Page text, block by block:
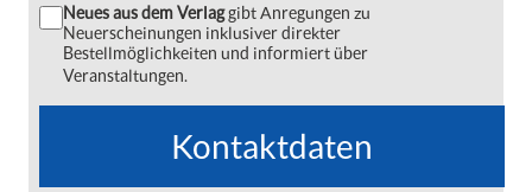
Neues aus dem Verlaggibt Anregungen zu
Neuerscheinungen inklusiver direkter
Bestellmöglichkeiten und informiert über
Veranstaltungen.
Kontaktdaten